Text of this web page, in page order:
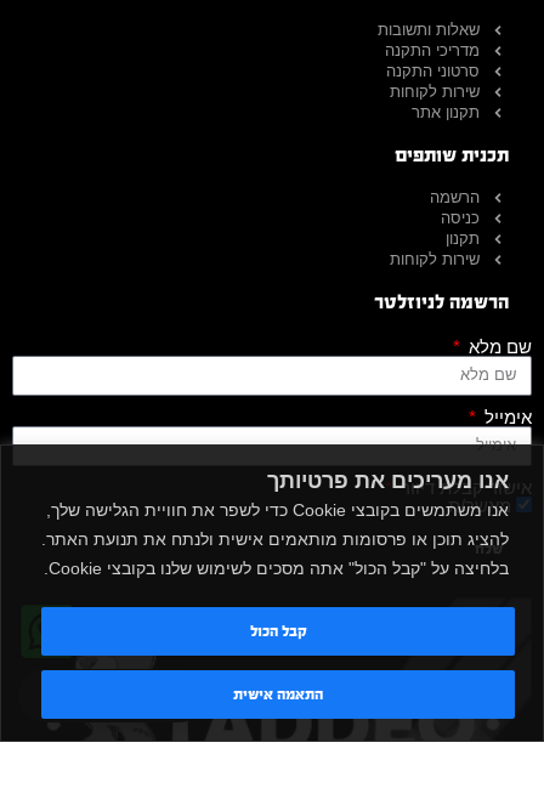
אנו מעריכים את פרטיותך
אנו משתמשים בקובצי Cookie כדי לשפר את חוויית הגלישה שלך,
להציג תוכן או פרסומות מותאמים אישית ולנתח את תנועת האתר.
בלחיצה על "קבל הכול" אתה מסכים לשימוש שלנו בקובצי Cookie.
התאמה אישית
קבל הכול
שאלות ותשובות
מדריכי התקנה
סרטוני התקנה
שירות לקוחות
תקנון אתר
תכנית שותפים
הרשמה
כניסה
תקנון
שירות לקוחות
הרשמה לניוזלטר
שם מלא
אימייל
אישור קבלת דיוור
מאשר/ת
שלח